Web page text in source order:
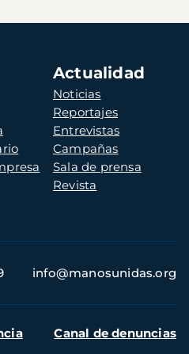
Actualidad
Noticias
Reportajes
Entrevistas
Campañas
Sala de prensa
Revista
info@manosunidas.org
Canal de denuncias